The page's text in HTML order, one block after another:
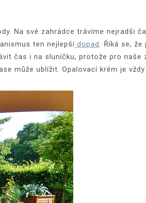
Na své zahrádce trávíme nejradši
ten nejlepší dopad
. Říká se,
čas i na sluníčku, protože pro naše
může ublížit. Opalovací krém je